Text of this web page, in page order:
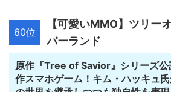
60位
【可愛いMMO】ツリー
バーランド
原作『Tree of Savior』シリーズ公
作スマホゲーム！キム・ハッキュ